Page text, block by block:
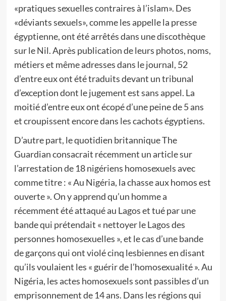
«pratiques sexuelles contraires à l’islam». Des
«déviants sexuels», comme les appelle la presse
égyptienne, ont été arrêtés dans une discothèque
sur le Nil. Après publication de leurs photos, noms,
métiers et même adresses dans le journal, 52
d’entre eux ont été traduits devant un tribunal
d’exception dont le jugement est sans appel. La
moitié d’entre eux ont écopé d’une peine de 5 ans
et croupissent encore dans les cachots égyptiens.
D’autre part, le quotidien britannique The
Guardian consacrait récemment un article sur
l’arrestation de 18 nigériens homosexuels avec
comme titre : « Au Nigéria, la chasse aux homos est
ouverte ». On y apprend qu’un homme a
récemment été attaqué au Lagos et tué par une
bande qui prétendait « nettoyer le Lagos des
personnes homosexuelles », et le cas d’une bande
de garçons qui ont violé cinq lesbiennes en disant
qu’ils voulaient les « guérir de l’homosexualité ». Au
Nigéria, les actes homosexuels sont passibles d’un
emprisonnement de 14 ans. Dans les régions qui